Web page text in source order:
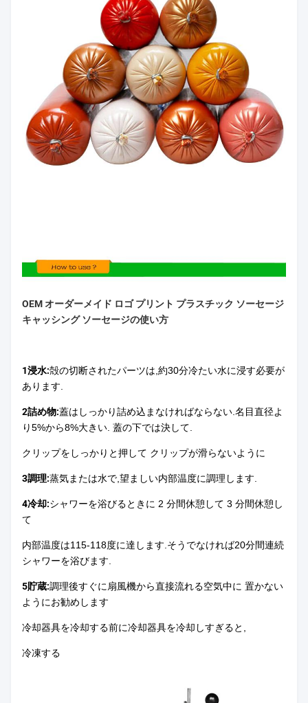
OEM オーダーメイド ロゴ プリント プラスチック ソーセージ
キャッシング ソーセージの使い方
1浸水:殻の切断されたパーツは,約30分冷たい水に浸す必要が
あります.
2詰め物:蓋はしっかり詰め込まなければならない.名目直径よ
り5%から8%大きい. 蓋の下では決して.
クリップをしっかりと押して クリップが滑らないように
3調理:蒸気または水で,望ましい内部温度に調理します.
4冷却:シャワーを浴びるときに 2 分間休憩して 3 分間休憩し
て
内部温度は115-118度に達します.そうでなければ20分間連続
シャワーを浴びます.
5貯蔵:調理後すぐに扇風機から直接流れる空気中に 置かない
ようにお勧めします
冷却器具を冷却する前に冷却器具を冷却しすぎると,
冷凍する